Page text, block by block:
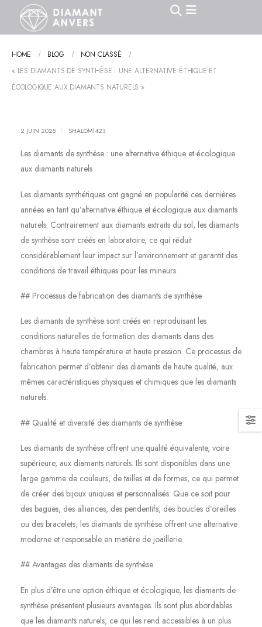
HOME BLOG
NON CLASSÉ
« LES DIAMANTS DE SYNTHÈSE : UNE ALTERNATIVE ÉTHIQUE ET
ÉCOLOGIQUE AUX DIAMANTS NATURELS »
2 JUIN 2025 SHALOM1423
Les diamants de synthèse : une alternative éthique et écologique
aux diamants naturels
Les diamants synthétiques ont gagné en popularité ces dernières
années en tant qu’alternative éthique et écologique aux diamants
naturels. Contrairement aux diamants extraits du sol, les diamants
de synthèse sont créés en laboratoire, ce qui réduit
considérablement leur impact sur l’environnement et garantit des
conditions de travail éthiques pour les mineurs.
## Processus de fabrication des diamants de synthèse
Les diamants de synthèse sont créés en reproduisant les
conditions naturelles de formation des diamants dans des
chambres à haute température et haute pression. Ce processus de
fabrication permet d’obtenir des diamants de haute qualité, aux
mêmes caractéristiques physiques et chimiques que les diamants
naturels.
## Qualité et diversité des diamants de synthèse
Les diamants de synthèse offrent une qualité équivalente, voire
supérieure, aux diamants naturels. Ils sont disponibles dans une
large gamme de couleurs, de tailles et de formes, ce qui permet
de créer des bijoux uniques et personnalisés. Que ce soit pour
des bagues, des alliances, des pendentifs, des boucles d’oreilles
ou des bracelets, les diamants de synthèse offrent une alternative
moderne et responsable en matière de joaillerie.
## Avantages des diamants de synthèse
En plus d’être une option éthique et écologique, les diamants de
synthèse présentent plusieurs avantages. Ils sont plus abordables
que les diamants naturels, ce qui les rend accessibles à un plus